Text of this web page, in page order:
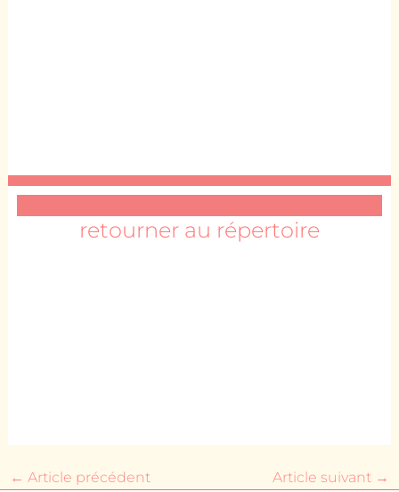
retourner au répertoire
← Article précédent Article suivant →